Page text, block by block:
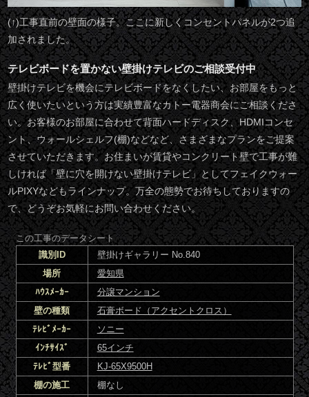
(↑)工事直前の壁面の様子。ここに新しくコンセントパネルが2つ追
加されました。
テレビボードを置かない壁掛けテレビのご相談受付中
壁掛けテレビを機会にテレビボードをなくしたい、お部屋をもっと
広く使いたいという方は実績豊富なカトー電器商会にご相談くださ
い。お客様のお部屋に合わせて背面ハードディスク、HDMIコンセ
ント、ウォールシェルフ(棚)などなど、さまざまなプランをご提案
させていただきます。お住まいが賃貸やコンクリート壁で工事が難
しければ「壁に穴を開けない壁掛けテレビ」としてフェイクウォー
ルPIXYなどもラインナップ。万全の態勢でお待ちしておりますの
で、どうぞお気軽にお問い合わせください。
この工事のデータシート
識別ID
壁掛けギャラリー No.840
場所
愛知県
ﾊｳｽﾒｰｶｰ
分譲マンション
壁の種類
石膏ボード（アクセントクロス）
ﾃﾚﾋﾞﾒｰｶｰ
ソニー
ｲﾝﾁｻｲｽﾞ
65インチ
ﾃﾚﾋﾞ型番
KJ-65X9500H
棚の施工
棚なし